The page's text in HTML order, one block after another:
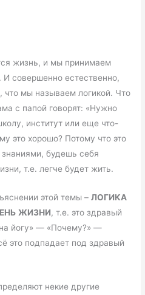
жизнь, и мы принимаем
совершенно естественно,
что мы называем логикой. Что
с папой говорят: «Нужно
институт или еще что-
это хорошо? Потому что это
будешь себя
т.е. легче будет жить.
этой темы –ЛОГИКА
ЖИЗНИ, т.е. это здравый
йогу» — «Почему?» —
это подпадает под здравый
некие другие